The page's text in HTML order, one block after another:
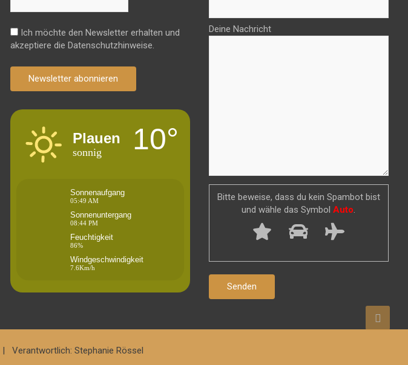
Ich möchte den Newsletter erhalten und
akzeptiere die Datenschutzhinweise.
Newsletter abonnieren
Plauen
sonnig 10°
Sonnenaufgang
05:49 AM
Sonnenuntergang
08:44 PM
Feuchtigkeit
86%
Windgeschwindigkeit
7.6Km/h
Deine Nachricht
Bitte beweise, dass du kein Spambot bist
und wähle das Symbol Auto.
Verantwortlich: Stephanie Rössel